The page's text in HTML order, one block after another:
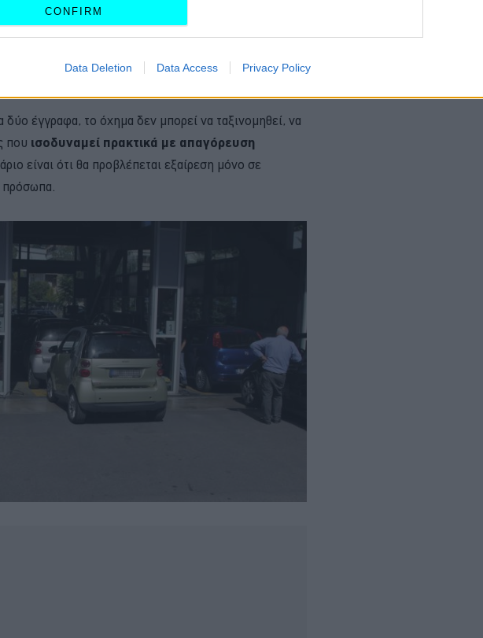
CONFIRM
Data Deletion Data Access Privacy Policy
να δοθεί με δύο τρόπους: Είτε με την
τεχνικού ελέγχου ΚΤΕΟ
ενδέχεται να λειτουργήσει ως αντικίνητρο.
έγγραφα, το όχημα δεν μπορεί να ταξινομηθεί, να
που ισοδυναμεί πρακτικά με απαγόρευση
είναι ότι θα προβλέπεται εξαίρεση μόνο σε
πρόσωπα.